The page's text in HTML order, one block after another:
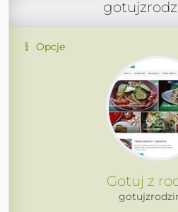
Opcje
Gotuj z